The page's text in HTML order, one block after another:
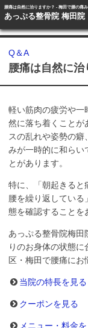
腰痛は自然に治りますか？ - 梅田で腰の痛
あっぷる整骨院 梅田院
Q＆A
腰痛は自然に治
軽い筋肉の疲労や一
然に落ち着くことが
スの乱れや姿勢の
みが一時的に和らい
とがあります。
特に、「朝起きると
腰を繰り返している
態を確認することを
あっぷる整骨院梅田
りのお身体の状態
区・梅田で腰痛にお
当院の特長を見る
クーポンを見る
メニュー・料金
メール･LINE予